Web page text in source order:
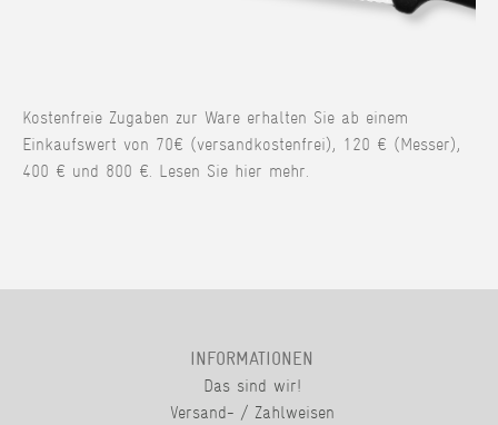
Kostenfreie Zugaben zur Ware erhalten Sie ab einem
Einkaufswert von 70€ (versandkostenfrei), 120 € (Messer),
400 € und 800 €. Lesen Sie hier mehr.
INFORMATIONEN
Das sind wir!
Versand- / Zahlweisen